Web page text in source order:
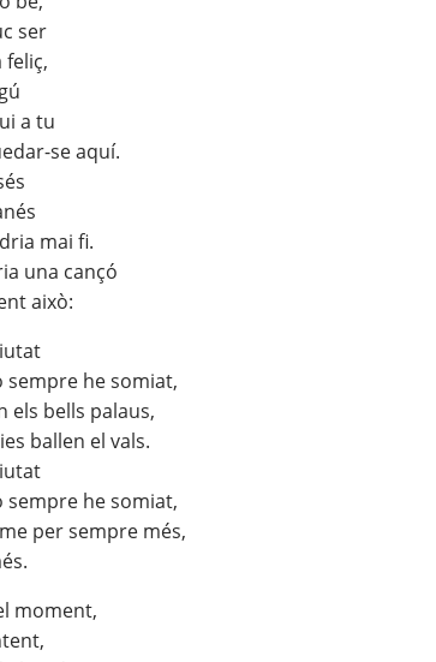
ser
feliç,
a tu
se aquí.
mai fi.
una cançó
això:
sempre he somiat,
els bells palaus,
ballen el vals.
sempre he somiat,
per sempre més,
moment,